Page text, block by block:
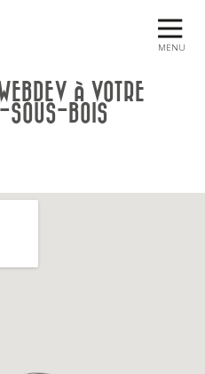
MENU
À VOTRE
SOUS-BOIS